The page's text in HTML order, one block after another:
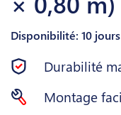
Disponibilité: 10
Durabilité
Montage